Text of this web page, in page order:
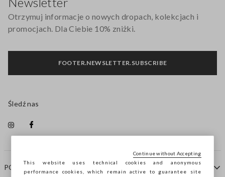
POMOC
Otrzymuj informacje o nowych dropach, kolekcjach i
promocjach. Dla Ciebie 10% zniżki.
FOOTER.NEWSLETTER.SUBSCRIBE
Śledź nas
This website uses technical cookies and anonymous
performance cookies, which remain active to guarantee site
Continue without Accepting